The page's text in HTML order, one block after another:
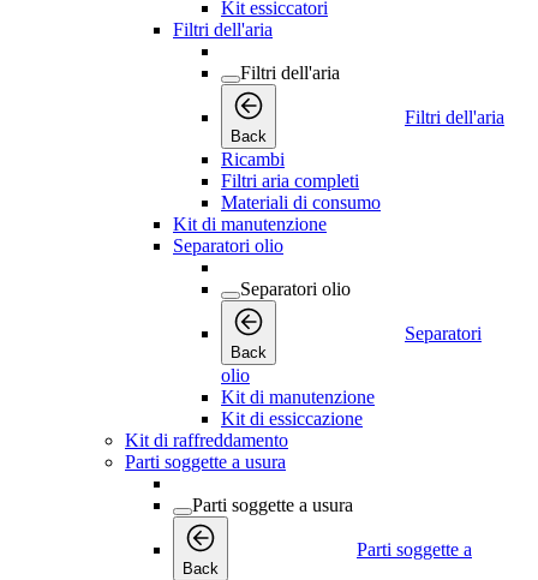
Kit essiccatori
Filtri dell'aria
Filtri dell'aria
Back
Filtri dell'aria
Ricambi
Filtri aria completi
Materiali di consumo
Kit di manutenzione
Separatori olio
Separatori olio
Back
Separatori
olio
Kit di manutenzione
Kit di essiccazione
Kit di raffreddamento
Parti soggette a usura
Parti soggette a usura
Back
Parti soggette a